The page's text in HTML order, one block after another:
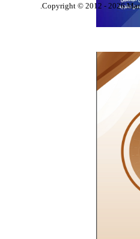
Copyright © 2012 - 2026